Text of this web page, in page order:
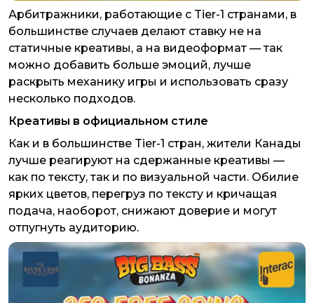
Арбитражники, работающие с Tier-1 странами, в
большинстве случаев делают ставку не на
статичные креативы, а на видеоформат — так
можно добавить больше эмоций, лучше
раскрыть механику игры и использовать сразу
несколько подходов.
Креативы в официальном стиле
Как и в большинстве Tier-1 стран, жители Канады
лучше реагируют на сдержанные креативы —
как по тексту, так и по визуальной части. Обилие
ярких цветов, перегруз по тексту и кричащая
подача, наоборот, снижают доверие и могут
отпугнуть аудиторию.